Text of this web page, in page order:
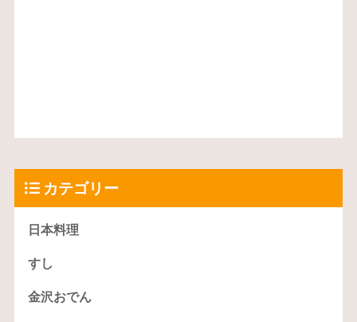
カテゴリー
日本料理
すし
金沢おでん